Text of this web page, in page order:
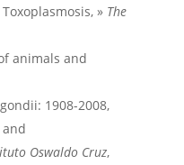
» The
animals and
1908-2008,
Oswaldo Cruz,